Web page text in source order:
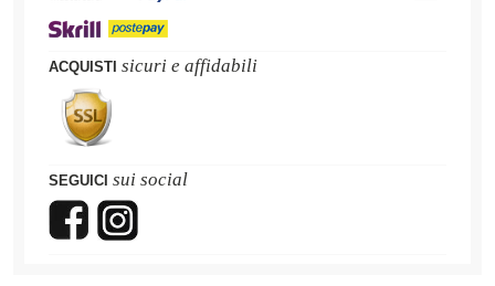
ACQUISTI sicuri e affidabili
SEGUICI sui social